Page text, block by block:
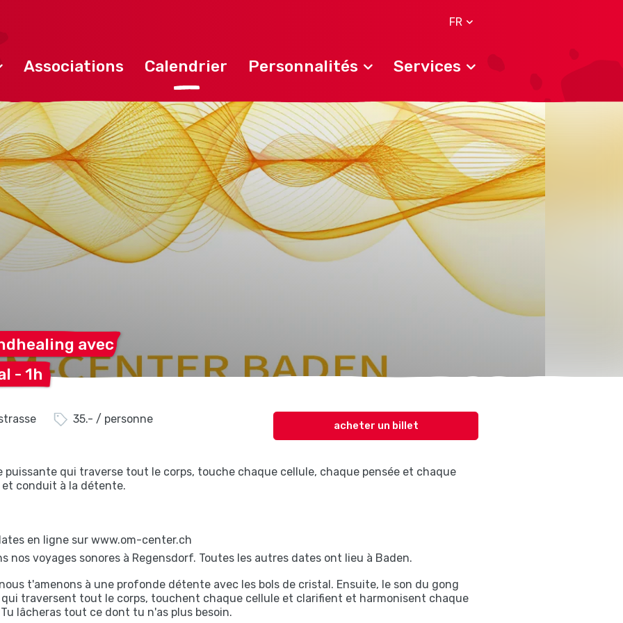
FR
Associations Calendrier Personnalités Services
avec
- 1h
35.- / personne
acheter un billet
puissante qui traverse tout le corps, touche chaque cellule, chaque pensée et chaque
conduit à la détente.
en ligne sur www.om-center.ch
nos voyages sonores à Regensdorf. Toutes les autres dates ont lieu à Baden.
t'amenons à une profonde détente avec les bols de cristal. Ensuite, le son du gong
traversent tout le corps, touchent chaque cellule et clarifient et harmonisent chaque
lâcheras tout ce dont tu n'as plus besoin.